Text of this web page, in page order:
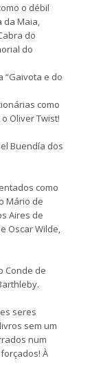
o débil
da Maia,
do
do
“Gaivota e do
como
Oliver Twist!
Buendía dos
como
Mário de
Aires de
Oscar Wilde,
Conde de
seres
sem um
num
À